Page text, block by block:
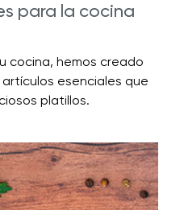
para la cocina
cocina, hemos creado
esenciales que
platillos.